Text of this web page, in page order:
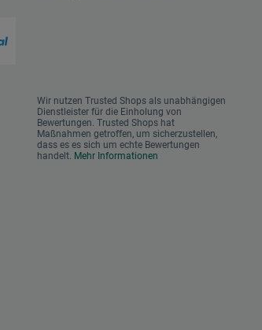
Wir nutzen Trusted Shops als unabhängigen
Dienstleister für die Einholung von
Bewertungen. Trusted Shops hat
Maßnahmen getroffen, um sicherzustellen,
dass es es sich um echte Bewertungen
handelt. Mehr Informationen